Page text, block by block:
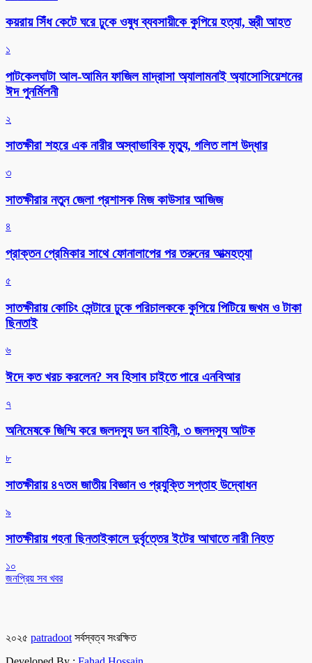
কয়রায় সিঁধ কেটে ঘরে ঢুকে ওষুধ ব্যবসায়ীকে কুপিয়ে হত্যা, স্ত্রী আহত
১
পাটকেলঘাটা আল-আমিন ফাজিল মাদ্রাসা অ্যালামনাই অ্যাসোসিয়েশনের
ঈদ পুনর্মিলনী
২
সাতক্ষীরা শহরে এক নারীর অস্বাভাবিক মৃত্যু, গলিত লাশ উদ্ধার
৩
সাতক্ষীরার নতুন জেলা প্রশাসক মিজ কাউসার আজিজ
৪
প্রাক্তন প্রেমিকার সাথে ফোনালাপের পর তরুনের আত্মহত্যা
৫
সাতক্ষীরায় কোচিং সেন্টারে ঢুকে পরিচালককে কুপিয়ে পিটিয়ে জখম ও টাকা
ছিনতাই
৬
ঈদে কত খরচ করলেন? সব হিসাব চাইতে পারে এনবিআর
৭
অনিমেষকে জিম্মি করে জলদস্যু ডন বাহিনী, ৩ জলদস্যু আটক
৮
সাতক্ষীরায় ৪৭তম জাতীয় বিজ্ঞান ও প্রযুক্তি সপ্তাহ উদ্বোধন
৯
সাতক্ষীরায় গহনা ছিনতাইকালে দুর্বৃত্তের ইটের আঘাতে নারী নিহত
১০
জনপ্রিয় সব খবর
২০২৫ patradoot সর্বস্বত্ব সংরক্ষিত